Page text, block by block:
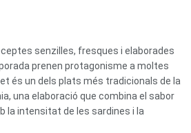
senzilles, fresques i elaborades
prenen protagonisme a moltes
és un dels plats més tradicionals de la
una elaboració que combina el sabor
la intensitat de les sardines i la